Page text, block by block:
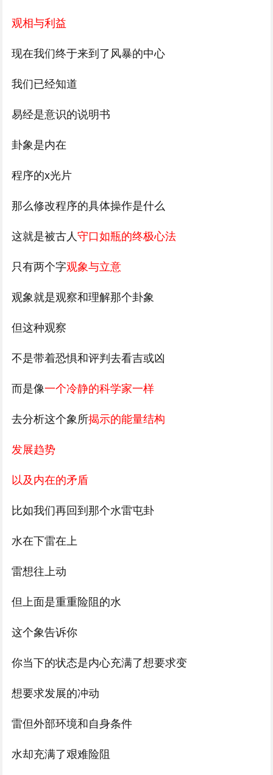
观相与利益
现在我们终于来到了风暴的中心
我们已经知道
易经是意识的说明书
卦象是内在
程序的x光片
那么修改程序的具体操作是什么
这就是被古人守口如瓶的终极心法
只有两个字观象与立意
观象就是观察和理解那个卦象
但这种观察
不是带着恐惧和评判去看吉或凶
而是像一个冷静的科学家一样
去分析这个象所揭示的能量结构
发展趋势
以及内在的矛盾
比如我们再回到那个水雷屯卦
水在下雷在上
雷想往上动
但上面是重重险阻的水
这个象告诉你
你当下的状态是内心充满了想要求变
想要求发展的冲动
雷但外部环境和自身条件
水却充满了艰难险阻